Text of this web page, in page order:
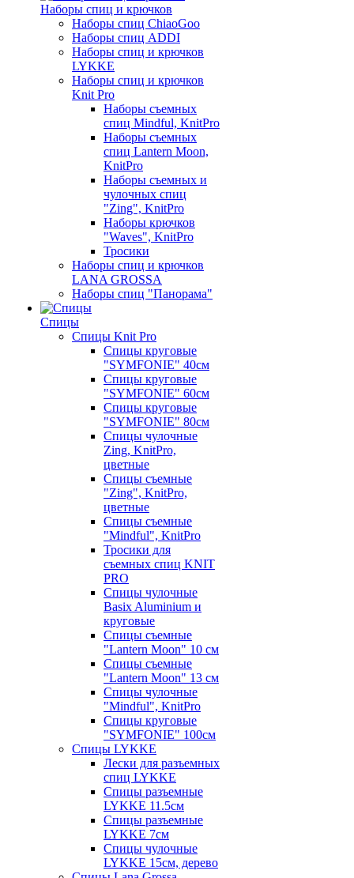
Наборы спиц и крючков
Наборы спиц ChiaoGoo
Наборы спиц ADDI
Наборы спиц и крючков
LYKKE
Наборы спиц и крючков
Knit Pro
Наборы съемных
спиц Mindful, KnitPro
Наборы съемных
спиц Lantern Moon,
KnitPro
Наборы съемных и
чулочных спиц
"Zing", KnitPro
Наборы крючков
"Waves", KnitPro
Тросики
Наборы спиц и крючков
LANA GROSSA
Наборы спиц "Панорама"
Спицы
Спицы Knit Pro
Спицы круговые
"SYMFONIE" 40см
Спицы круговые
"SYMFONIE" 60см
Спицы круговые
"SYMFONIE" 80см
Спицы чулочные
Zing, KnitPro,
цветные
Спицы съемные
"Zing", KnitPro,
цветные
Спицы съемные
"Mindful", KnitPro
Тросики для
съемных спиц KNIT
PRO
Спицы чулочные
Basix Aluminium и
круговые
Спицы съемные
"Lantern Moon" 10 см
Спицы съемные
"Lantern Moon" 13 см
Спицы чулочные
"Mindful", KnitPro
Спицы круговые
"SYMFONIE" 100см
Спицы LYKKE
Лески для разъемных
спиц LYKKE
Спицы разъемные
LYKKE 11.5см
Спицы разъемные
LYKKE 7см
Спицы чулочные
LYKKE 15см, дерево